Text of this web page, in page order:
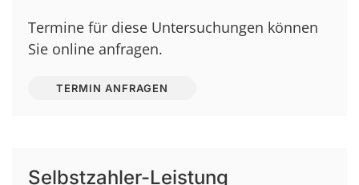
Termine für diese Untersuchungen können
Sie online anfragen.
TERMIN ANFRAGEN
Selbstzahler-Leistung